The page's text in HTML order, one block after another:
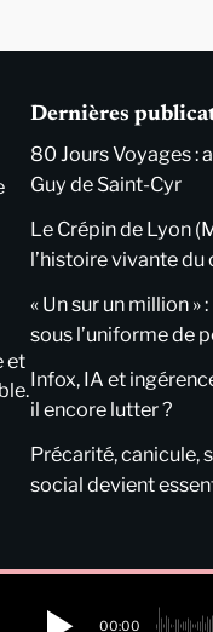
et
Dernières
80 Jours Voyages :
Guy de Saint-Cyr
Le Crépin de Lyon
l’histoire vivante du
« Un sur un million »
sous l’uniforme de
Infox, IA et
il encore lutter ?
Précarité, canicule,
social devient
00:00